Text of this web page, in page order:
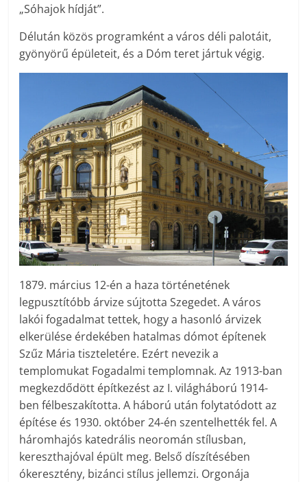
„Sóhajok hídját”.
Délután közös programként a város déli palotáit,
gyönyörű épületeit, és a Dóm teret jártuk végig.
1879. március 12-én a haza történetének
legpusztítóbb árvize sújtotta Szegedet. A város
lakói fogadalmat tettek, hogy a hasonló árvizek
elkerülése érdekében hatalmas dómot építenek
Szűz Mária tiszteletére. Ezért nevezik a
templomukat Fogadalmi templomnak. Az 1913-ban
megkezdődött építkezést az I. világháború 1914-
ben félbeszakította. A háború után folytatódott az
építése és 1930. október 24-én szentelhették fel. A
háromhajós katedrális neoromán stílusban,
kereszthajóval épült meg. Belső díszítésében
ókeresztény, bizánci stílus jellemzi. Orgonája